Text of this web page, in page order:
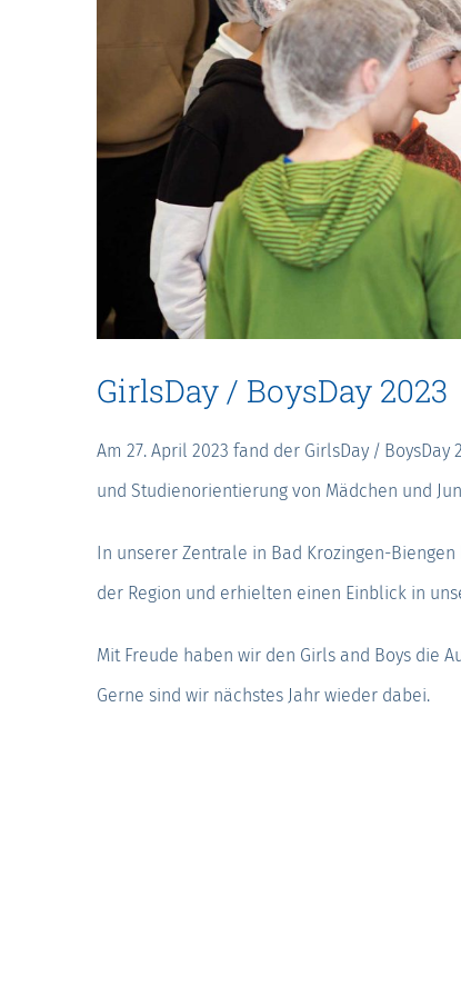
GirlsDay / BoysDay 2023
Am 27. April 2023 fand der GirlsDay /
und Studienorientierung von Mädchen und
In unserer Zentrale in Bad Krozingen-
der Region und erhielten einen Einblick in
Mit Freude haben wir den Girls and Boys die
Gerne sind wir nächstes Jahr wieder dabei.